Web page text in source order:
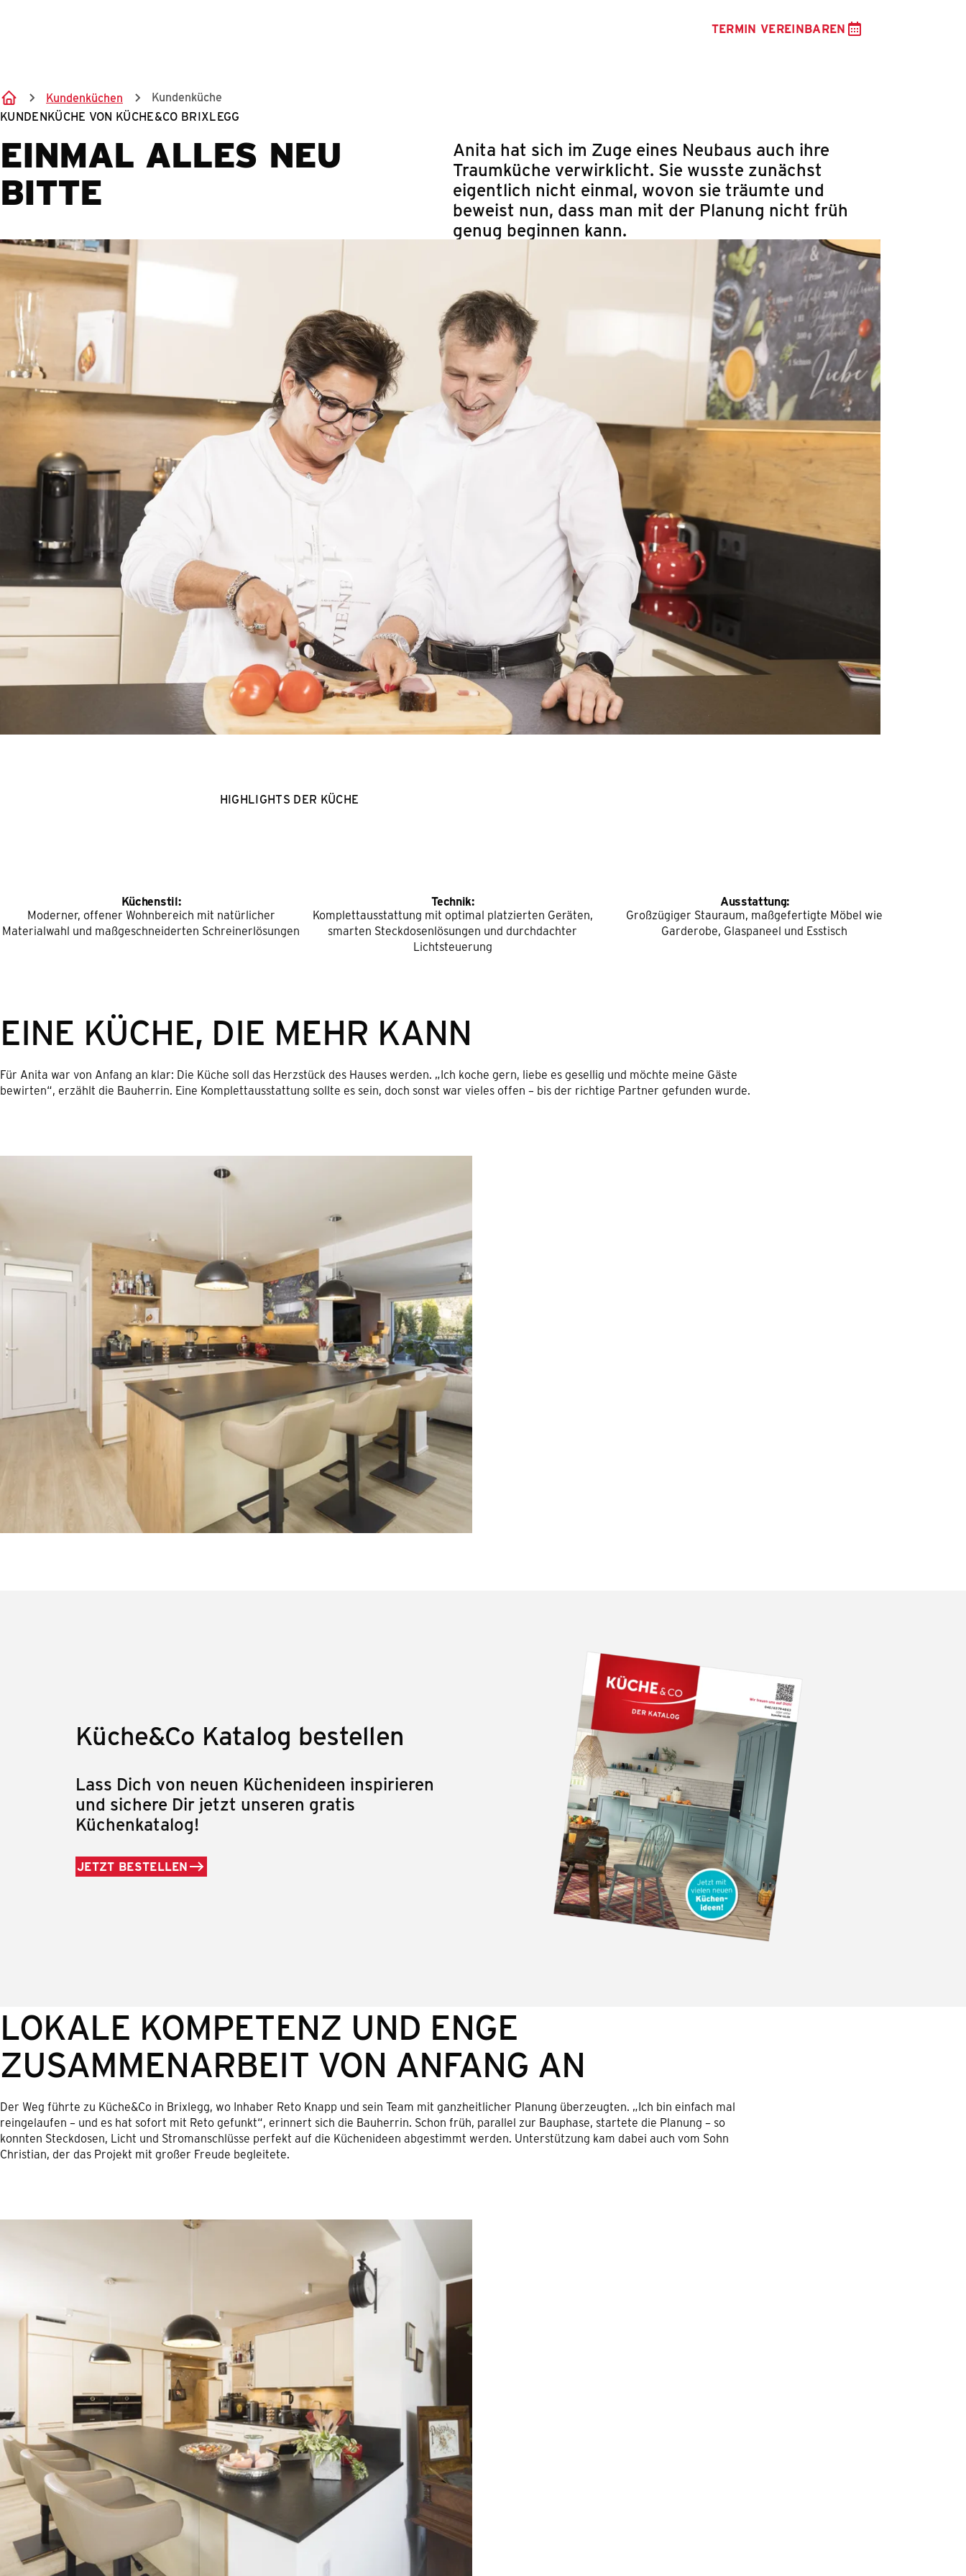
TERMIN VEREINBAREN
Kundenküchen
Kundenküche
KUNDENKÜCHE VON KÜCHE&CO BRIXLEGG
EINMAL ALLES NEU
BITTE
Anita hat sich im Zuge eines Neubaus auch ihre
Traumküche verwirklicht. Sie wusste zunächst
eigentlich nicht einmal, wovon sie träumte und
beweist nun, dass man mit der Planung nicht früh
genug beginnen kann.
HIGHLIGHTS DER KÜCHE
Küchenstil:
Moderner, offener Wohnbereich mit natürlicher
Materialwahl und maßgeschneiderten Schreinerlösungen
Technik:
Komplettausstattung mit optimal platzierten Geräten,
smarten Steckdosenlösungen und durchdachter
Lichtsteuerung
Ausstattung:
Großzügiger Stauraum, maßgefertigte Möbel wie
Garderobe, Glaspaneel und Esstisch
EINE KÜCHE, DIE MEHR KANN
Für Anita war von Anfang an klar: Die Küche soll das Herzstück des Hauses werden. „Ich koche gern, liebe es gesellig und möchte meine Gäste
bewirten“, erzählt die Bauherrin. Eine Komplettausstattung sollte es sein, doch sonst war vieles offen – bis der richtige Partner gefunden wurde.
Küche&Co Katalog bestellen
Lass Dich von neuen Küchenideen inspirieren
und sichere Dir jetzt unseren gratis
Küchenkatalog!
JETZT BESTELLEN
LOKALE KOMPETENZ UND ENGE
ZUSAMMENARBEIT VON ANFANG AN
Der Weg führte zu Küche&Co in Brixlegg, wo Inhaber Reto Knapp und sein Team mit ganzheitlicher Planung überzeugten. „Ich bin einfach mal
reingelaufen – und es hat sofort mit Reto gefunkt“, erinnert sich die Bauherrin. Schon früh, parallel zur Bauphase, startete die Planung – so
konnten Steckdosen, Licht und Stromanschlüsse perfekt auf die Küchenideen abgestimmt werden. Unterstützung kam dabei auch vom Sohn
Christian, der das Projekt mit großer Freude begleitete.